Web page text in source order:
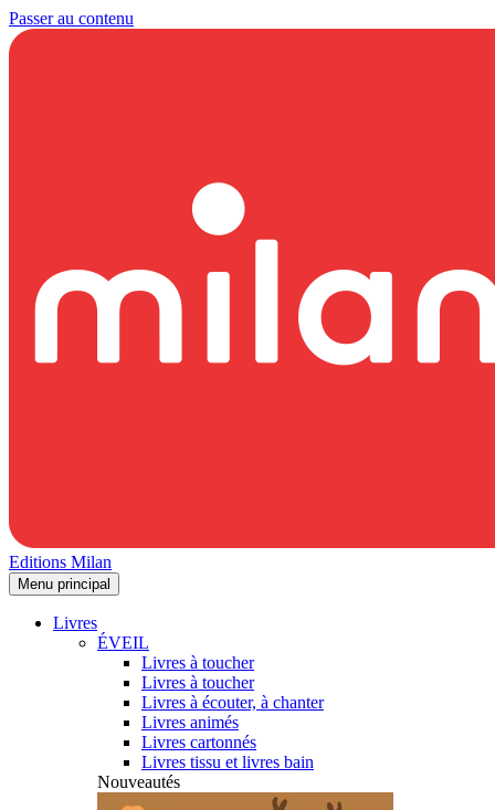
Passer au contenu
Editions Milan
Menu principal
Livres
ÉVEIL
Livres à toucher
Livres à toucher
Livres à écouter, à chanter
Livres animés
Livres cartonnés
Livres tissu et livres bain
Nouveautés